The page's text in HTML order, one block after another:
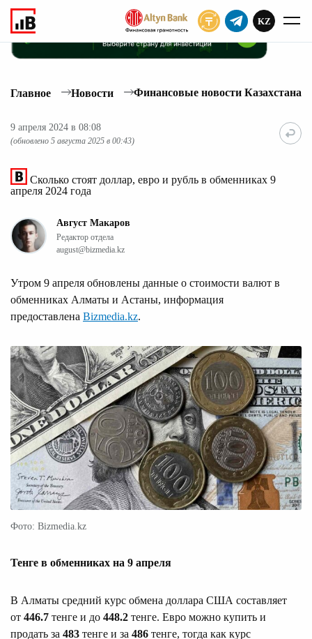
KZ
Главное Новости Финансовые новости Казахстана
9 апреля 2024 в 08:08
(обновлено 5 августа 2025 в 00:43)
Сколько стоят доллар, евро и рубль в обменниках 9
апреля 2024 года
Август Макаров
Редактор отдела
august@bizmedia.kz
Утром 9 апреля обновлены данные о стоимости валют в
обменниках Алматы и Астаны, информация
предоставлена Bizmedia.kz.
Фото: Bizmedia.kz
Тенге в обменниках на 9 апреля
В Алматы средний курс обмена доллара США составляет
от 446.7 тенге и до 448.2 тенге. Евро можно купить и
продать за 483 тенге и за 486 тенге, тогда как курс